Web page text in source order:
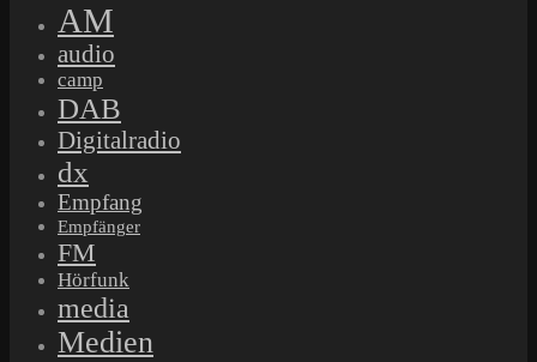
AM
audio
camp
DAB
Digitalradio
dx
Empfang
Empfänger
FM
Hörfunk
media
Medien